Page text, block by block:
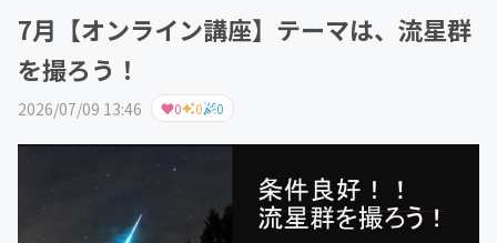
7月【オンライン講座】テーマは、流星群
を撮ろう！
2026/07/09 13:46 0 0 0